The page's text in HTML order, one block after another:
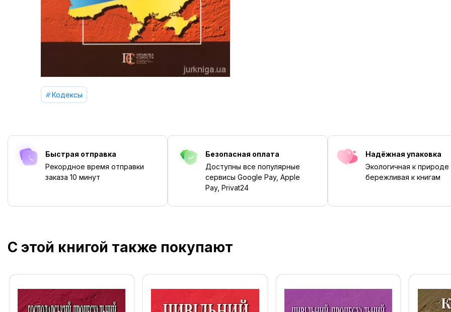
Кодексы
Быстрая отправка
Рекордное время отправки
заказа 10 минут
Безопасная оплата
Доступны все популярные
сервисы Google Pay, Apple
Pay, Privat24
Надёжная упаковка
Экологичная к природе
бережливая к книгам
С этой книгой также покупают